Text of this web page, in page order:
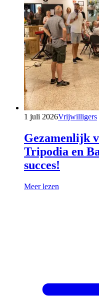
1 juli 2026Vrijwilligers
Gezamenlijk
Tripodia en
succes!
Meer lezen